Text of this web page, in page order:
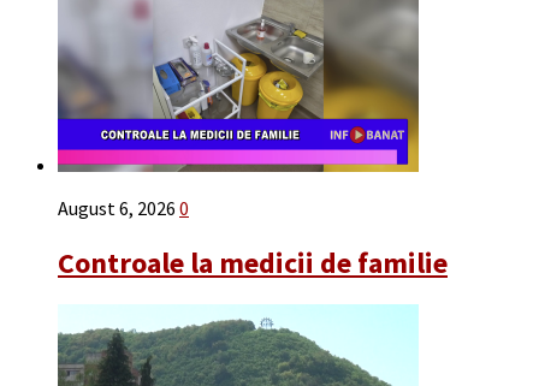
August 6, 2026 0
Controale la medicii de familie